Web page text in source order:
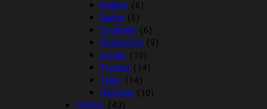
Klokker (6)
Sadler (5)
Stigbøjler (6)
Stigremme (9)
strigler (10)
Trenser (14)
Tøjler (14)
Underlag (10)
Klokker (43)